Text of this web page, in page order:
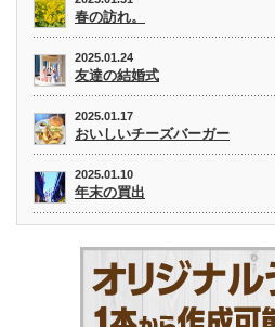
春の訪れ。
2025.01.24
友達の結婚式
2025.01.17
おいしいチーズバーガー
2025.01.10
年末の買出